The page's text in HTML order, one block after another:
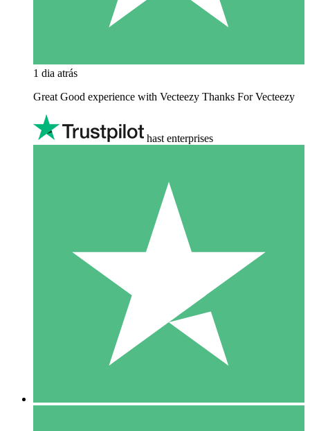
1 dia atrás
Great Good experience with Vecteezy Thanks For Vecteezy
hast enterprises